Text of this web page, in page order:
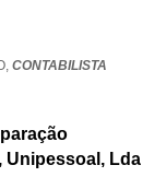
CONTABILISTA
Unipessoal, Lda